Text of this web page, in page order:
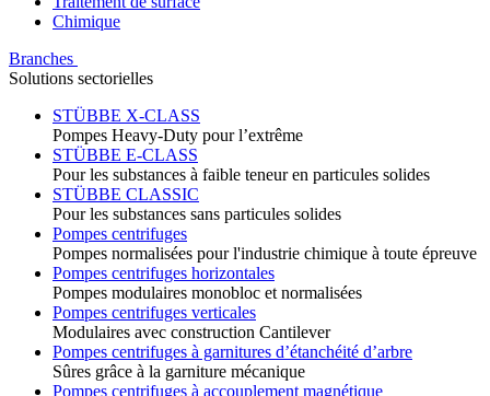
Chimique
Branches
Solutions sectorielles
STÜBBE X-CLASS
Pompes Heavy-Duty pour l’extrême
STÜBBE E-CLASS
Pour les substances à faible teneur en particules solides
STÜBBE CLASSIC
Pour les substances sans particules solides
Pompes centrifuges
Pompes normalisées pour l'industrie chimique à toute épreuve
Pompes centrifuges horizontales
Pompes modulaires monobloc et normalisées
Pompes centrifuges verticales
Modulaires avec construction Cantilever
Pompes centrifuges à garnitures d’étanchéité d’arbre
Sûres grâce à la garniture mécanique
Pompes centrifuges à accouplement magnétique